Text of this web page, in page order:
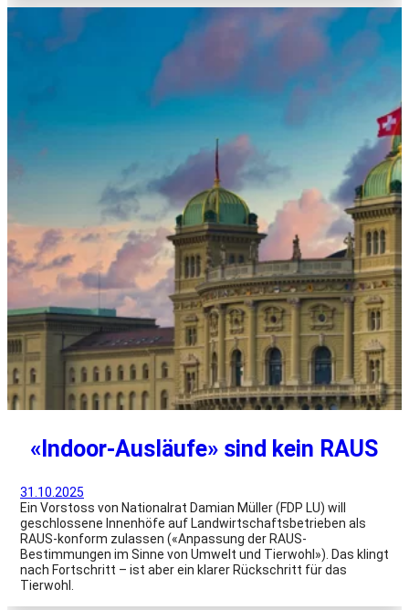
«Indoor-Ausläufe» sind kein RAUS
31.10.2025
Ein Vorstoss von Nationalrat Damian Müller (FDP LU) will
geschlossene Innenhöfe auf Landwirtschaftsbetrieben als
RAUS-konform zulassen («Anpassung der RAUS-
Bestimmungen im Sinne von Umwelt und Tierwohl»). Das klingt
nach Fortschritt – ist aber ein klarer Rückschritt für das
Tierwohl.